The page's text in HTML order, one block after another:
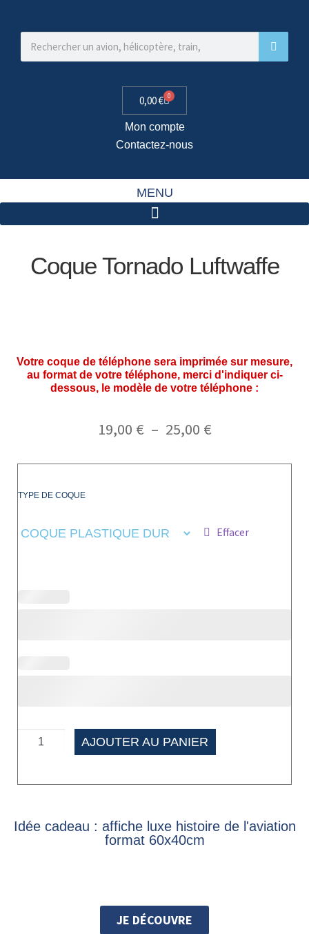
0,00€ 0
Mon compte
Contactez-nous
MENU
Coque Tornado Luftwaffe
Votre coque de téléphone sera imprimée sur mesure,
au format de votre téléphone, merci d'indiquer ci-
dessous, le modèle de votre téléphone :
19,00 € – 25,00 €
TYPE DE COQUE
Effacer
AJOUTER AU PANIER
Idée cadeau : affiche luxe histoire de l'aviation
format 60x40cm
JE DÉCOUVRE